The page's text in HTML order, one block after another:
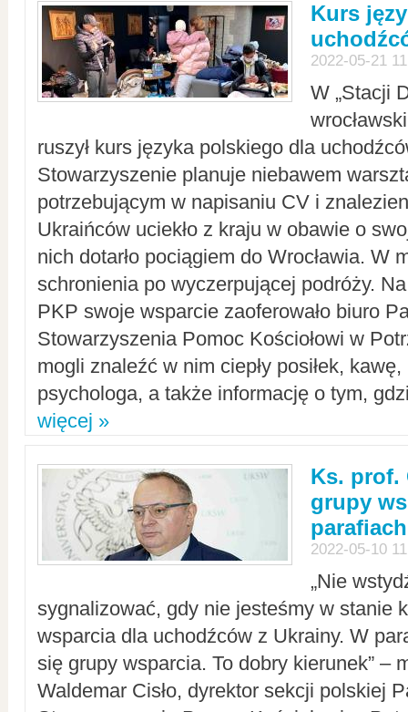
Kurs
2022-05-21
W „Stacji
ruszył kurs języka polskiego dla
Stowarzyszenie planuje niebawem
potrzebującym w napisaniu CV i
Ukraińców uciekło z kraju w obawie o
nich dotarło pociągiem do Wrocławia. W
schronienia po wyczerpującej podróży.
PKP swoje wsparcie zaoferowało biuro
Stowarzyszenia Pomoc Kościołowi w
mogli znaleźć w nim ciepły posiłek,
psychologa, a także informację o tym,
więcej »
Ks. prof.
grupy
parafiach
2022-05-10
„Nie
sygnalizować, gdy nie jesteśmy w stanie
wsparcia dla uchodźców z Ukrainy. W
się grupy wsparcia. To dobry kierunek” –
Waldemar Cisło, dyrektor sekcji polskiej